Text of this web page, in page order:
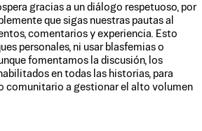
gracias a un diálogo respetuoso, por
que sigas nuestras pautas al
comentarios y experiencia. Esto
personales, ni usar blasfemias o
fomentamos la discusión, los
en todas las historias, para
comunitario a gestionar el alto volumen